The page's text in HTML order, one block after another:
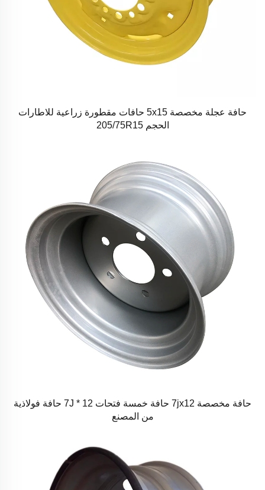
حافة عجلة مخصصة 5x15 حافات مقطورة زراعية للاطارات
الحجم 205/75R15
حافة مخصصة 7jx12 حافة خمسة فتحات 7J * 12 حافة فولاذية
من المصنع